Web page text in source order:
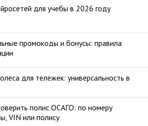
для учебы в 2026 году
промокоды и бонусы: правила
для тележек: универсальность в
полис ОСАГО: по номеру
VIN или полису